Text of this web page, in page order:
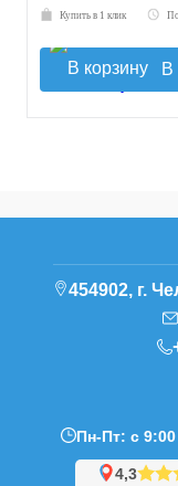
Купить в 1 клик
В
454902, г.
Пн-Пт: с
4,3